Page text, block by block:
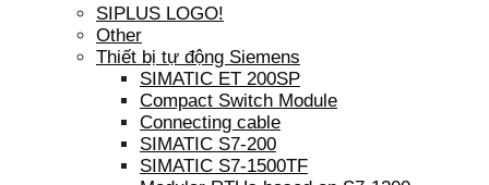
SIPLUS LOGO!
Other
Thiết bị tự động Siemens
SIMATIC ET 200SP
Compact Switch Module
Connecting cable
SIMATIC S7-200
SIMATIC S7-1500TF